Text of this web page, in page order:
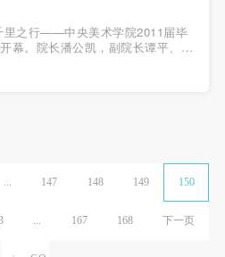
里之行——中央美术学院2011届毕
幕。院长潘公凯，副院长谭平、徐
中国画学院院长唐勇力、副院长
画系主任曹力、雕塑系副主任王
... 147 148 149 150
... 167 168 下一页